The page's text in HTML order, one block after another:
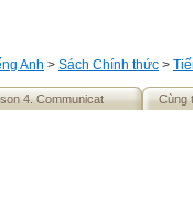
Anh > Sách Chính thức >
4. Communicat Cùng